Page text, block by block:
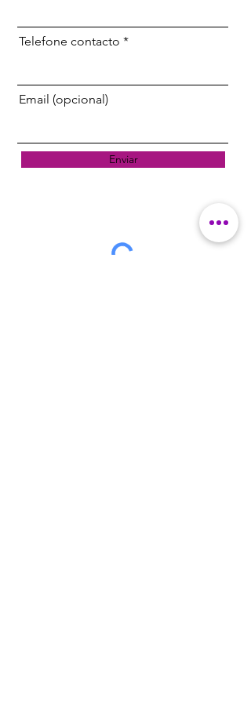
Telefone contacto
Email (opcional)
Enviar